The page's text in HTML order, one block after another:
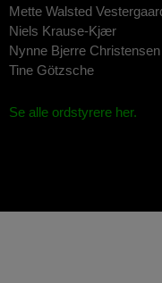
Mette Walsted
Niels Krause-Kjær
Nynne Bjerre Christensen
Tine Götzsche
Se alle ordstyrere her.